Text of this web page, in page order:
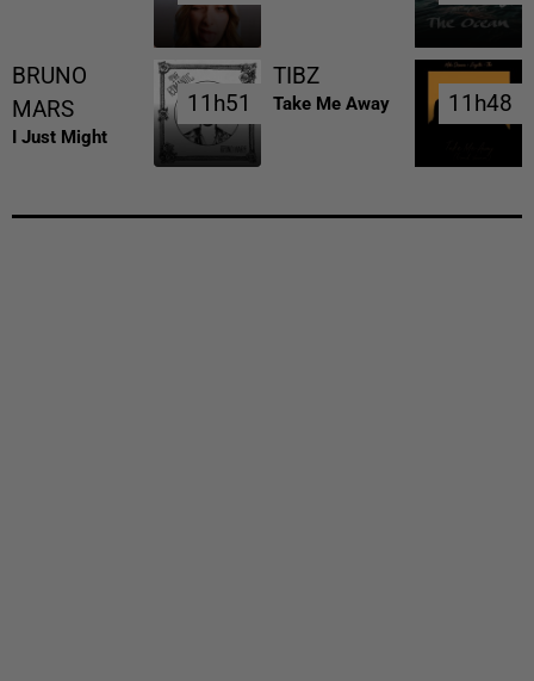
BRUNO
MARS
I Just Might
11h51
11h51
TIBZ
Take Me Away 11h48
11h48